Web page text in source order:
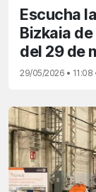
Escucha
Bizkaia
del 29 de
29/05/2026 • 11:08